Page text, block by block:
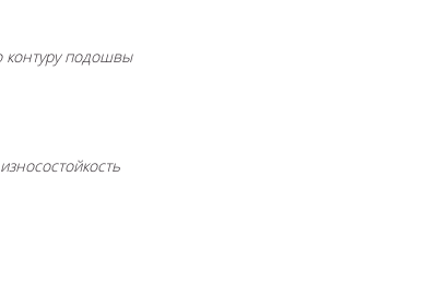
контуру подошвы